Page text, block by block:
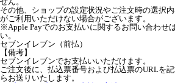
その他、ショップの設定状況やご注文時の選択
がご利用いただけない場合がございます。
※Apple Payでのお支払いに関するお問い合わせ
い。
セブンイレブン（前払）
【備考】
セブンイレブンでお支払いいただけます。
ご注文後に、払込票番号および払込票のURLを
らお送りいたします。